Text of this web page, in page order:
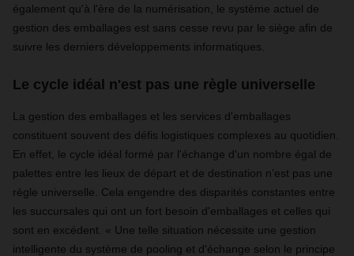
également qu'à l'ère de la numérisation, le système actuel de
gestion des emballages est sans cesse revu par le siège afin de
suivre les derniers développements informatiques.
Le cycle idéal n'est pas une règle universelle
La gestion des emballages et les services d'emballages
constituent souvent des défis logistiques complexes au quotidien.
En effet, le cycle idéal formé par l'échange d'un nombre égal de
palettes entre les lieux de départ et de destination n’est pas une
règle universelle. Cela engendre des disparités constantes entre
les succursales qui ont un fort besoin d'emballages et celles qui
sont en excédent. « Une telle situation nécessite une gestion
intelligente du système de pooling et d'échange selon le principe